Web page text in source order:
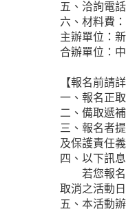
五、洽詢電
六、材料費
主辦單位：
合辦單位：
【報名前請
一、報名正
二、備取遞
三、報名者
及保護責任
四、以下訊
若您報名
取消之活動
五、本活動